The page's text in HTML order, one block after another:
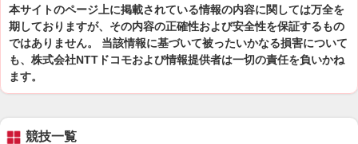
本サイトのページ上に掲載されている情報の内容に関しては万全を
期しておりますが、その内容の正確性および安全性を保証するもの
ではありません。 当該情報に基づいて被ったいかなる損害について
も、株式会社NTTドコモおよび情報提供者は一切の責任を負いかね
ます。
競技一覧